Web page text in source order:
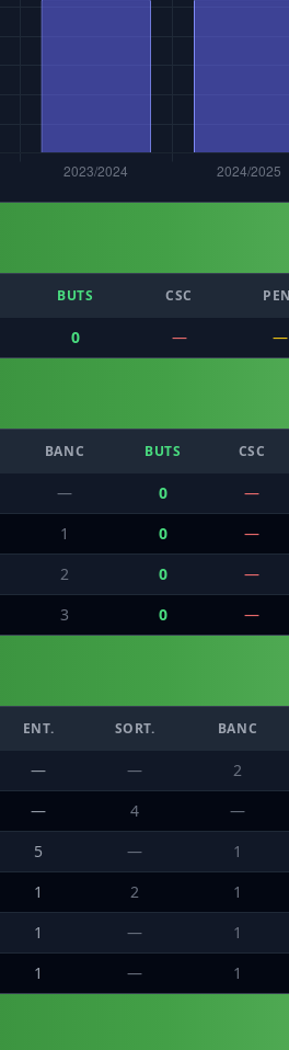
BUTS CSC
0 — —
BANC BUTS CSC
— 0 —
1 0 —
2 0 —
3 0 —
ENT. SORT. BANC
— — 2
— 4 —
5 — 1
1 2 1
1 — 1
1 — 1